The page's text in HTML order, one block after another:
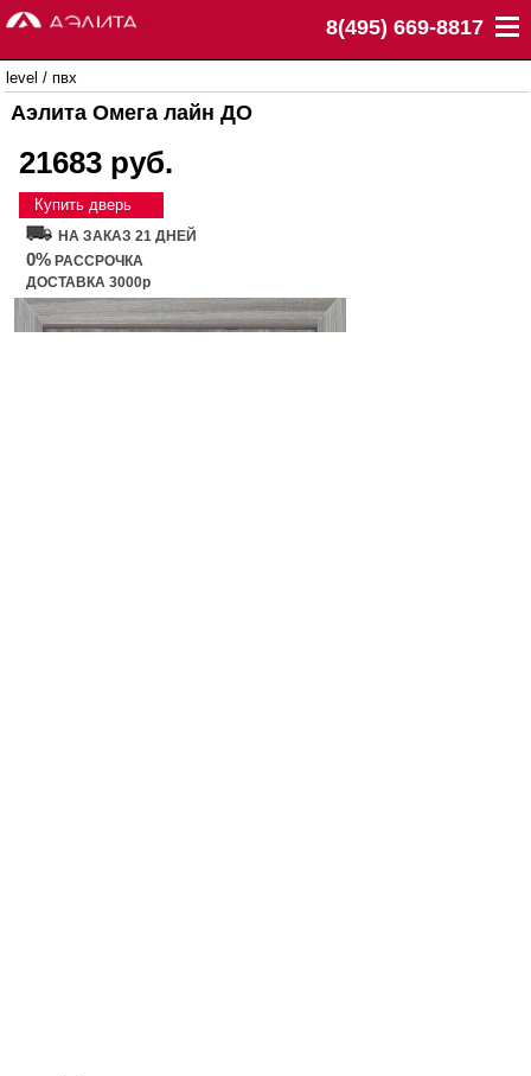
8(495) 669-8817
level / пвх
Аэлита Омега лайн ДО
21683 руб.
Купить дверь
НА ЗАКАЗ 21 ДНЕЙ
0% РАССРОЧКА
ДОСТАВКА 3000р